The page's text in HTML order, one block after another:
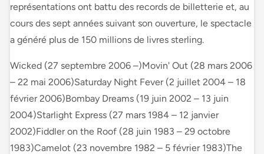
représentations ont battu des records de billetterie et, au
cours des sept années suivant son ouverture, le spectacle
a généré plus de 150 millions de livres sterling.
Wicked (27 septembre 2006 –)Movin' Out (28 mars 2006
– 22 mai 2006)Saturday Night Fever (2 juillet 2004 – 18
février 2006)Bombay Dreams (19 juin 2002 – 13 juin
2004)Starlight Express (27 mars 1984 – 12 janvier
2002)Fiddler on the Roof (28 juin 1983 – 29 octobre
1983)Camelot (23 novembre 1982 – 5 février 1983)The